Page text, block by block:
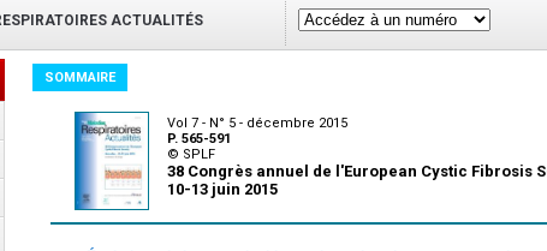
ACTUALITÉS
SOMMAIRE
Vol 7 - N° 5 - décembre 2015
P. 565-591
© SPLF
38 Congrès annuel de l'European Cystic Fibrosis
10-13 juin 2015